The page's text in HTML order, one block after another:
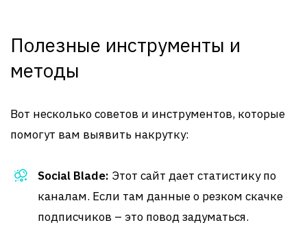
Полезные инструменты и
методы
Вот несколько советов и инструментов, которые
помогут вам выявить накрутку:
Social Blade: Этот сайт дает статистику по
каналам. Если там данные о резком скачке
подписчиков – это повод задуматься.